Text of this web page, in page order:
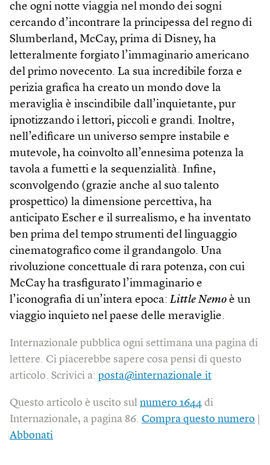
che ogni notte viaggia nel mondo dei sogni
cercando d’incontrare la principessa del regno di
Slumberland, McCay, prima di Disney, ha
letteralmente forgiato l’immaginario americano
del primo novecento. La sua incredibile forza e
perizia grafica ha creato un mondo dove la
meraviglia è inscindibile dall’inquietante, pur
ipnotizzando i lettori, piccoli e grandi. Inoltre,
nell’edificare un universo sempre instabile e
mutevole, ha coinvolto all’ennesima potenza la
tavola a fumetti e la sequenzialità. Infine,
sconvolgendo (grazie anche al suo talento
prospettico) la dimensione percettiva, ha
anticipato Escher e il surrealismo, e ha inventato
ben prima del tempo strumenti del linguaggio
cinematografico come il grandangolo. Una
rivoluzione concettuale di rara potenza, con cui
McCay ha trasfigurato l’immaginario e
l’iconografia di un’intera epoca: Little Nemo è un
viaggio inquieto nel paese delle meraviglie.
Internazionale pubblica ogni settimana una pagina di
lettere. Ci piacerebbe sapere cosa pensi di questo
articolo. Scrivici a: posta@internazionale.it
Questo articolo è uscito sul numero 1644 di
Internazionale, a pagina 86. Compra questo numero
Abbonati